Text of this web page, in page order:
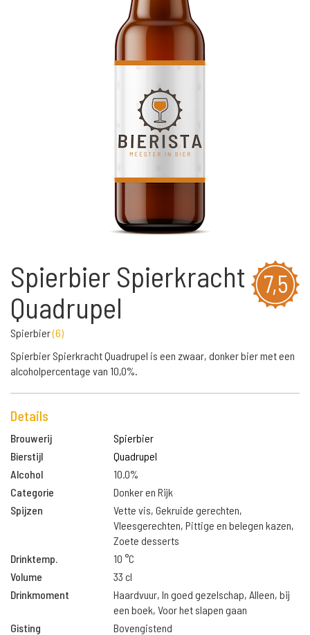
7,5
Spierbier Spierkracht
Quadrupel
Spierbier(6)
Spierbier Spierkracht Quadrupel is een zwaar, donker bier met een
alcoholpercentage van 10,0%.
Details
Brouwerij
Spierbier
Bierstijl
Quadrupel
Alcohol
10.0%
Categorie
Donker en Rijk
Spijzen
Vette vis, Gekruide gerechten,
Vleesgerechten, Pittige en belegen kazen,
Zoete desserts
Drinktemp.
10 °C
Volume
33 cl
Drinkmoment
Haardvuur, In goed gezelschap, Alleen, bij
een boek, Voor het slapen gaan
Gisting
Bovengistend